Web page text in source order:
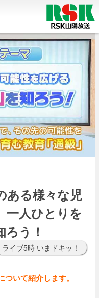
ある様々な児
一人ひとりを
う！
ライブ5時 いまドキッ！
いて紹介します。